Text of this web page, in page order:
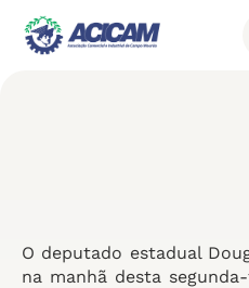
O deputado estadual
na manhã desta